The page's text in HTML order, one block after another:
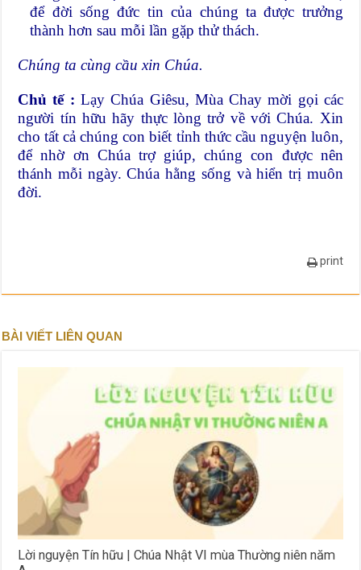
để đời sống đức tin của chúng ta được trưởng
thành hơn sau mỗi lần gặp thử thách.
Chúng ta cùng cầu xin Chúa.
Chủ tế : Lạy Chúa Giêsu, Mùa Chay mời gọi các
người tín hữu hãy thực lòng trở về với Chúa. Xin
cho tất cả chúng con biết tỉnh thức cầu nguyện luôn,
để nhờ ơn Chúa trợ giúp, chúng con được nên
thánh mỗi ngày. Chúa hằng sống và hiển trị muôn
đời.
print
BÀI VIẾT LIÊN QUAN
Lời nguyện Tín hữu | Chúa Nhật VI mùa Thường niên năm